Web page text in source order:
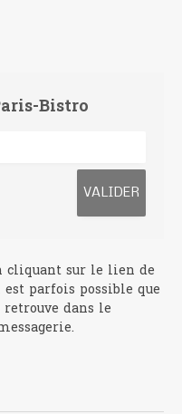
Bistro
sur le lien de
parfois possible que
dans le